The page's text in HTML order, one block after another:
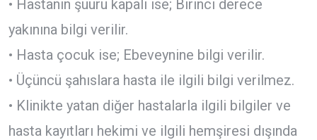
• Hastanın şuuru kapalı ise; Birinci derece
yakınına bilgi verilir.
• Hasta çocuk ise; Ebeveynine bilgi verilir.
• Üçüncü şahıslara hasta ile ilgili bilgi verilmez.
• Klinikte yatan diğer hastalarla ilgili bilgiler ve
hasta kayıtları hekimi ve ilgili hemşiresi dışında